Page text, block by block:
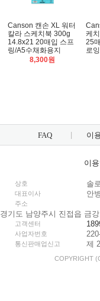
Canson 캔손 XL 워터
칼라 스케치북 300g
14.8x21 20매입 스프
링/A5수채화용지
8,300원
케
25
로
FAQ 이
이
상호 솔
대표이사 안
주소
경기도 남양주시 진접읍 금
고객센터
사업자번호
통신판매업신고 제
COPYRIGHT